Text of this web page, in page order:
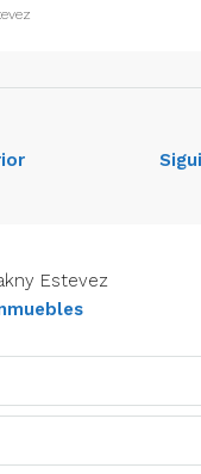
Estevez